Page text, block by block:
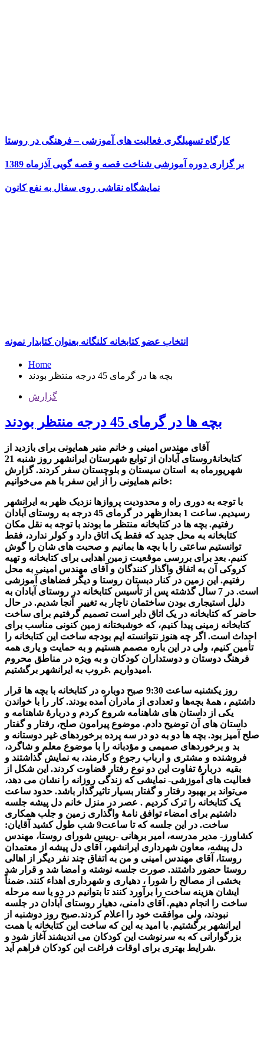
کارگاه تسهیلگری فعالیت های آموزشی – فرهنگی در روستا
بر گزاری دوره آموزشی شناخت قصه و قصه گویی آذزماه 1389
نمایشگاه نقاشی روی سفال به نفع کانون
انتخاب عضو کتابخانه کلنگانه بعنوان کتابدار نمونه
Home
بچه ها در گرمای 45 درجه منتظر بودند
گزارش
بچه ها در گرمای 45 درجه منتظر بودند
آقای مهندس امینی و خانم منیر همایونی برای بازدید از
کتابخانۀروستای آبادان از توابع شهرستان ایرانشهر روز شنبه 21
شهریورماه به استان سیستان و بلوچستان سفر کردند. گزارش
خانم همایونی را از این سفر با هم می‌خوانیم:
با توجه به دوری راه و محدودیت پروازها نزدیک ظهر به ایرانشهر
رسیدیم. ساعت 1 بعدازظهر در گرمای 45 درجه به روستای آبادان
رفتیم. بچه ها در کتابخانه منتظر ما بودند با توجه به نقل مکان
کتابخانه به محل جدید که فقط یک اتاق دارد و کولر ندارد، فقط
توانستیم ساعتی را با بچه ها بمانیم و صحبت های شان را گوش
کنیم. بعد برای بررسی موقعیت زمین اهدایی برای کتابخانه و تهیه
کروکی آن به اتفاق واگذار کنندگان و آقای مهندس امینی به محل
رفتیم. این زمین در کنار دبستان روستا و دیگر فضاهای آموزشی
است. در 7 سال گذشته پس از تأسیس کتابخانه در روستای آبادان به
دلیل استیجاری بودن ساختمان ناچار به تغییر آنجا شدیم. در حال
حاضر که کتابخانه در یک اتاق دایر است تصمیم گرفتیم برای ساخت
کتابخانه زمینی پیدا کنیم، که خوشبختانه زمین کنونی مناسب برای
احداث است. اگر چه هنوز نتوانسته ایم بودجه ساخت این کتابخانه را
تأمین کنیم، ولی در این باره مصمم هستیم و به حمایت و یاری همه
فرهنگ دوستان و دوستداران کودکان و به ویژه در مناطق محروم
امیدواریم .غروب به ایرانشهر برگشتیم.
روز یکشنبه ساعت 9:30 صبح دوباره در کتابخانه با بچه ها قرار
داشتیم ، همۀ بچه‌ها و تعدادی از مادران آمده بودند. کار را با خواندن
یکی از داستان های شاهنامه شروع کردم و دربارۀ شاهنامه و
داستان های آن توضیح دادم. موضوع پیرامون صلح، رفتار و گفتار
صلح آمیز بود. بچه ها دو به دو در سه پرده برخوردهای غیر دوستانه و
بد و برخوردهای صمیمی و مؤدبانه را با موضوع معلم و شاگرد،
فروشنده و مشتری و ارباب رجوع و کارمند، به نمایش گذاشتند و
بقیه دربارۀ تفاوت این دو نوع رفتار قضاوت کردند. این شکل از
فعالیت های آموزشی- نمایشی که زندگی روزانه را نشان می دهد،
می‌تواند بر بهبود رفتار و گفتار بسیار تاثیرگذار باشد. حدود ساعت
یک کتابخانه را ترک کردیم . عصر در منزل خانم دل پیشه جلسه
داشتیم برای امضاء توافق نامۀ واگذاری زمین و جلب همکاری
ساخت. در این جلسه که تا ساعت9 شب طول کشید آقایان:
کشاورز- مدیر مدرسه، امیر برهانی -رییس شورای روستا، مهندس
دل پیشه، معاون شهرداری ایرانشهر، آقای دل پیشه از معتمدان
روستا، آقای مهندس امینی و من به اتفاق چند نفر دیگر از اهالی
روستا حضور داشتند. صورت جلسه نوشته و امضا شد و قرار شد
بخشی از مصالح را شورا ، دهیاری و شهرداری اهداء کنند. ضمناً
ایشان هزینه ساخت را برآورد کنند تا بتوانیم در دو یا سه مرحله
ساخت را انجام دهیم. آقای دامنی، دهیار روستای آبادان در جلسه
نبودند، ولی موافقت خود را اعلام کردند.صبح روز دوشنبه از
ایرانشهر برگشتیم. با امید به این که ساخت این کتابخانه با همت
بزرگوارانی که به سرنوشت این کودکان می اندیشند آغاز شود و
شرایط بهتری برای اوقات فراغت این کودکان فراهم آید.